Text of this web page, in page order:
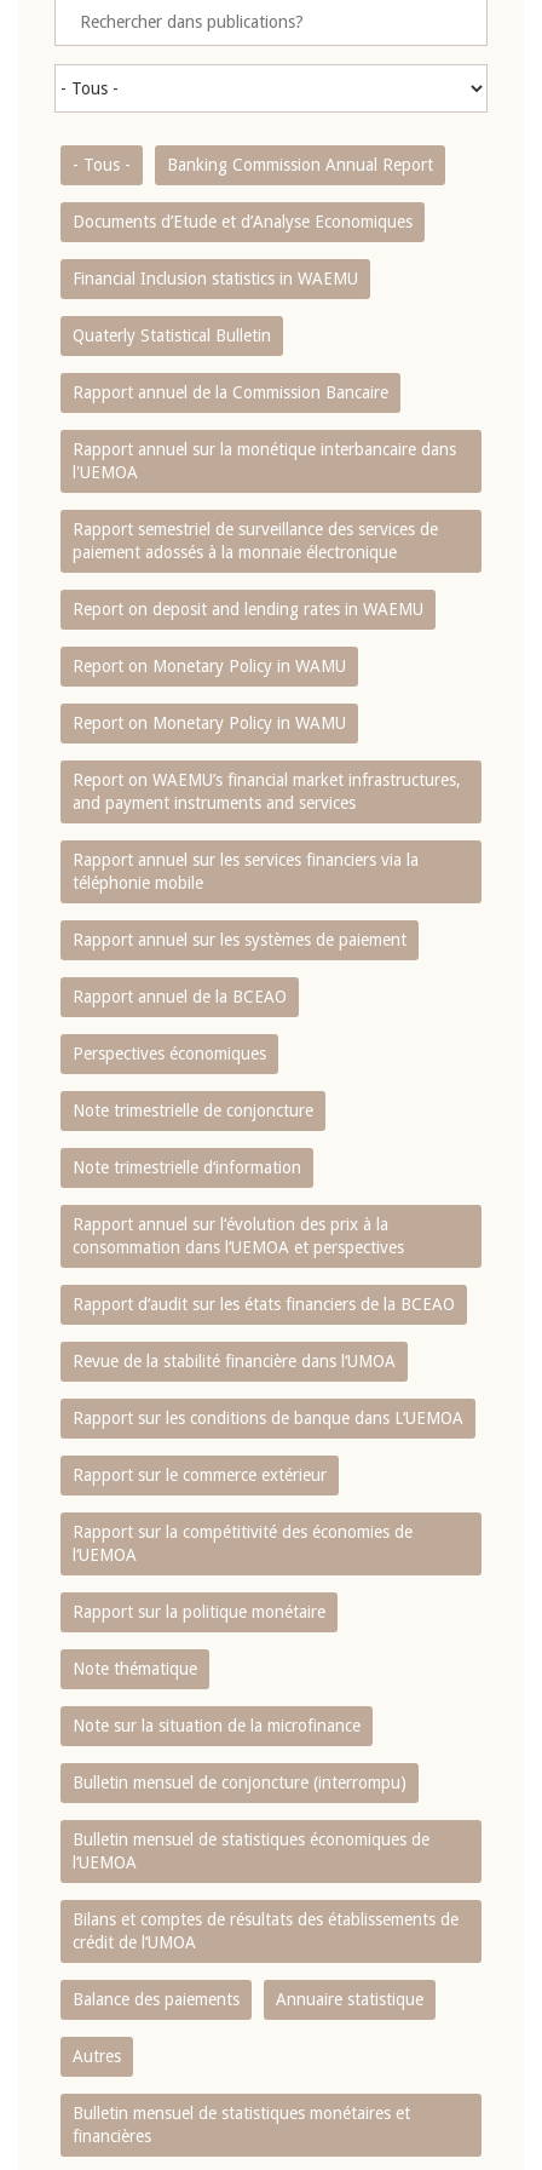
- Tous - Banking Commission Annual Report
Documents d’Etude et d’Analyse Economiques
Financial Inclusion statistics in WAEMU
Quaterly Statistical Bulletin
Rapport annuel de la Commission Bancaire
Rapport annuel sur la monétique interbancaire dans
l'UEMOA
Rapport semestriel de surveillance des services de
paiement adossés à la monnaie électronique
Report on deposit and lending rates in WAEMU
Report on Monetary Policy in WAMU
Report on Monetary Policy in WAMU
Report on WAEMU’s financial market infrastructures,
and payment instruments and services
Rapport annuel sur les services financiers via la
téléphonie mobile
Rapport annuel sur les systèmes de paiement
Rapport annuel de la BCEAO
Perspectives économiques
Note trimestrielle de conjoncture
Note trimestrielle d‘information
Rapport annuel sur l‘évolution des prix à la
consommation dans l‘UEMOA et perspectives
Rapport d‘audit sur les états financiers de la BCEAO
Revue de la stabilité financière dans l‘UMOA
Rapport sur les conditions de banque dans L‘UEMOA
Rapport sur le commerce extérieur
Rapport sur la compétitivité des économies de
l‘UEMOA
Rapport sur la politique monétaire
Note thématique
Note sur la situation de la microfinance
Bulletin mensuel de conjoncture (interrompu)
Bulletin mensuel de statistiques économiques de
l‘UEMOA
Bilans et comptes de résultats des établissements de
crédit de l‘UMOA
Balance des paiements Annuaire statistique
Autres
Bulletin mensuel de statistiques monétaires et
financières